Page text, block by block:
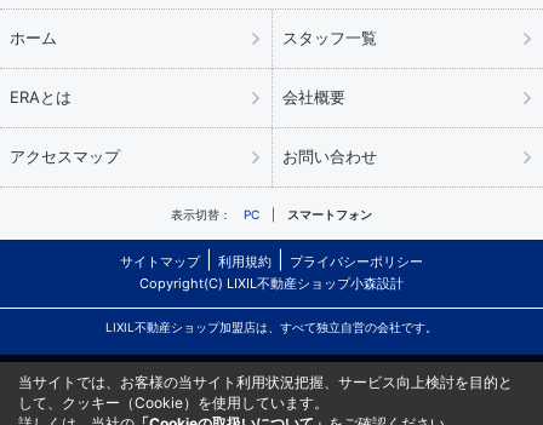
ホーム スタッフ一覧
ERAとは 会社概要
アクセスマップ お問い合わせ
表示切替： PC スマートフォン
サイトマップ 利用規約
プライバシーポリシー
Copyright(C) LIXIL不動産ショップ小森設計
LIXIL不動産ショップ加盟店は、すべて独立自営の会社です。
当サイトでは、お客様の当サイト利用状況把握、サービス向上検討を目的と
して、クッキー（Cookie）を使用しています。